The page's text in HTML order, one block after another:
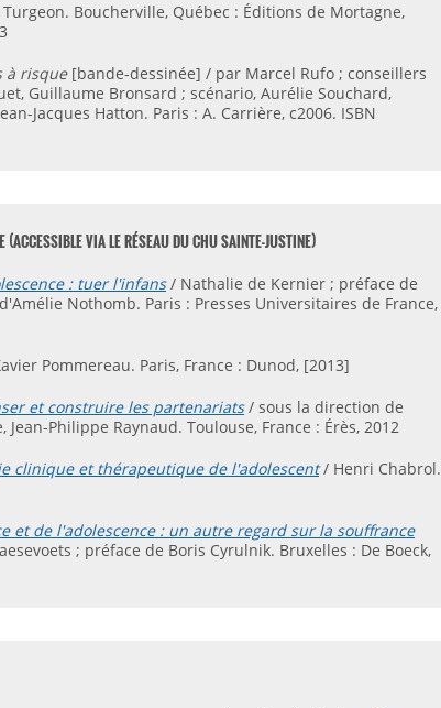
Boucherville, Québec : Éditions de Mortagne,
à risque[bande-dessinée] / par Marcel Rufo ; conseillers
Guillaume Bronsard ; scénario, Aurélie Souchard,
Jacques Hatton. Paris : A. Carrière, c2006. ISBN
(ACCESSIBLE VIA LE RÉSEAU DU CHU SAINTE-JUSTINE)
: tuer l'infans/ Nathalie de Kernier ; préface de
Nothomb. Paris : Presses Universitaires de France,
Pommereau. Paris, France : Dunod, [2013]
et construire les partenariats/ sous la direction de
Jean-Philippe Raynaud. Toulouse, France : Érès, 2012
clinique et thérapeutique de l'adolescent/ Henri Chabrol.
et de l'adolescence : un autre regard sur la souffrance
; préface de Boris Cyrulnik. Bruxelles : De Boeck,